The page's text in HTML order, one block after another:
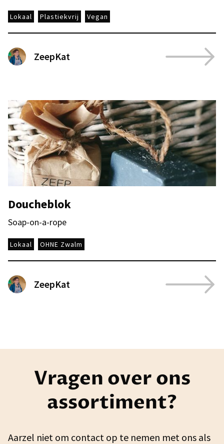
Lokaal Plastiekvrij Vegan
ZeepKat
Doucheblok
Soap-on-a-rope
Lokaal OHNE Zwalm
ZeepKat
Vragen over ons
assortiment?
Aarzel niet om contact op te nemen met ons als